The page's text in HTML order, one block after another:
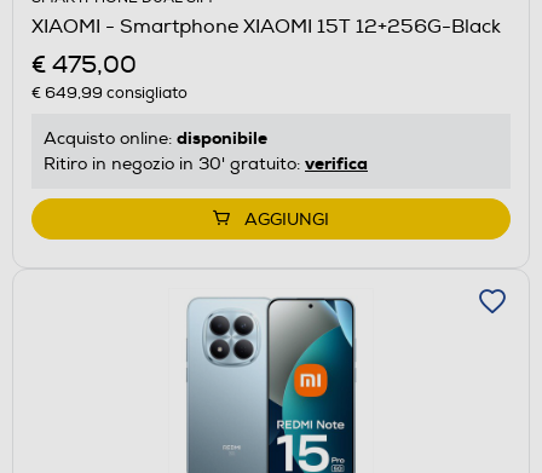
XIAOMI - Smartphone XIAOMI 15T 12+256G-Black
€ 475,00
€ 649,99 consigliato
Acquisto online: disponibile
Ritiro in negozio in 30' gratuito: verifica
AGGIUNGI